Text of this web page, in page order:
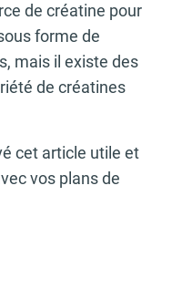
de créatine pour
forme de
mais il existe des
de créatines
cet article utile et
vos plans de